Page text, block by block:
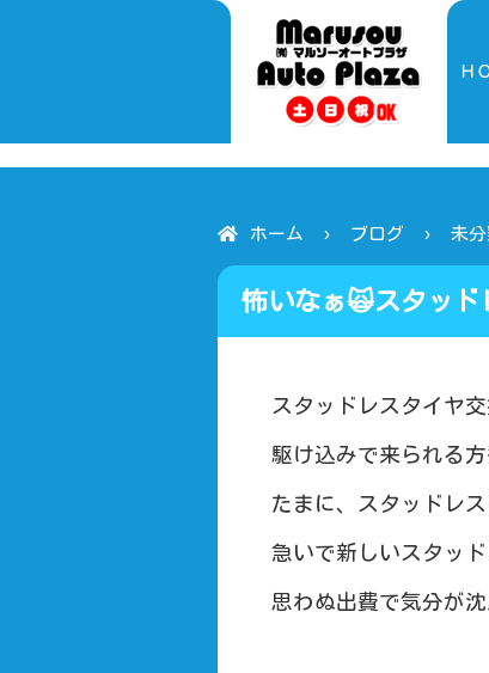
Ｈ
ホーム ブログ 未分
怖いなぁ🙀スタッ
スタッドレスタイヤ
駆け込みで来られる方
たまに、スタッドレ
急いで新しいスタッ
思わぬ出費で気分が